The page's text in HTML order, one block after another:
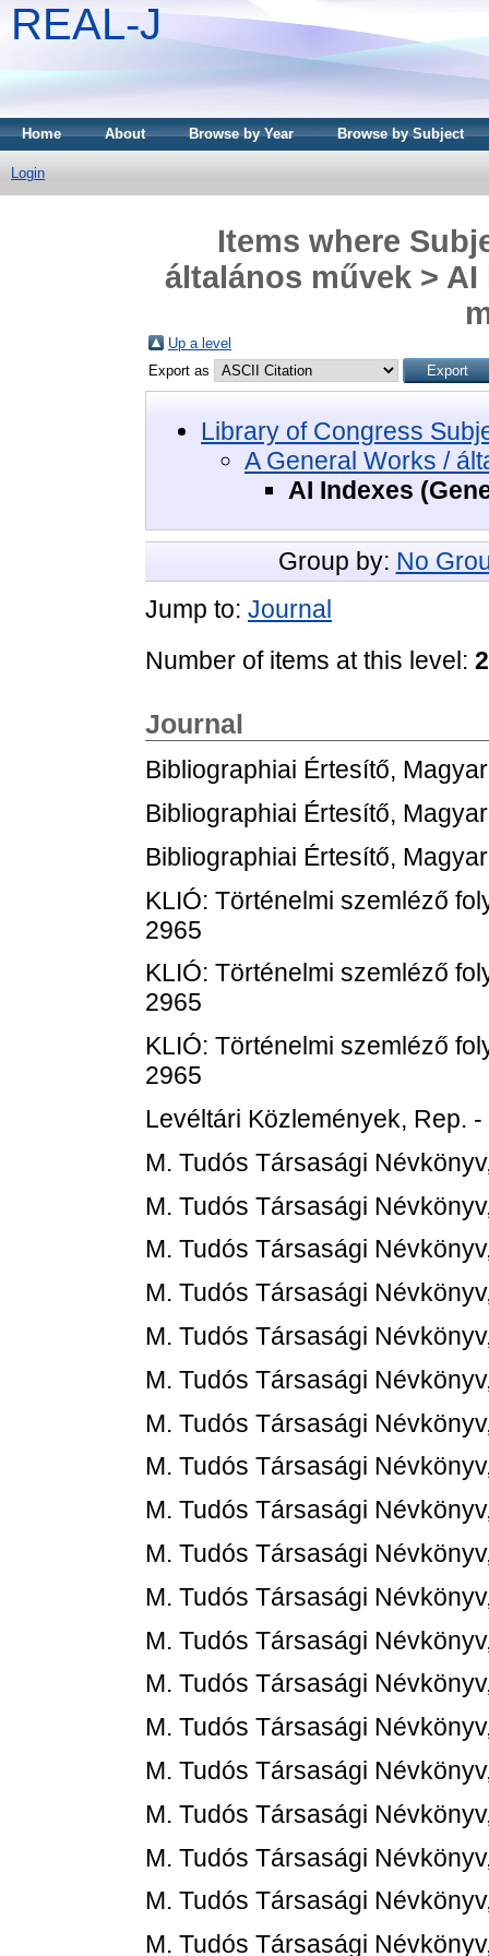
REAL-J
Home About Browse by Year Browse by Subject
Login
Items where
általános művek >
Up a level
Export as
Library of Congress
A General Works /
AI Indexes
Group by: No
Jump to: Journal
Number of items at this level:
Journal
Bibliographiai Értesítő,
Bibliographiai Értesítő,
Bibliographiai Értesítő,
KLIÓ: Történelmi szemléző
2965
KLIÓ: Történelmi szemléző
2965
KLIÓ: Történelmi szemléző
2965
Levéltári Közlemények, Rep. -
M. Tudós Társasági
M. Tudós Társasági
M. Tudós Társasági
M. Tudós Társasági
M. Tudós Társasági
M. Tudós Társasági
M. Tudós Társasági
M. Tudós Társasági
M. Tudós Társasági
M. Tudós Társasági
M. Tudós Társasági
M. Tudós Társasági
M. Tudós Társasági
M. Tudós Társasági
M. Tudós Társasági
M. Tudós Társasági
M. Tudós Társasági
M. Tudós Társasági
M. Tudós Társasági